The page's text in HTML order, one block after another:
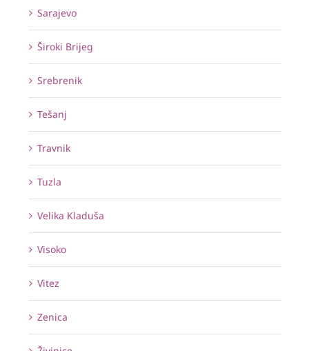
Sarajevo
Široki Brijeg
Srebrenik
Tešanj
Travnik
Tuzla
Velika Kladuša
Visoko
Vitez
Zenica